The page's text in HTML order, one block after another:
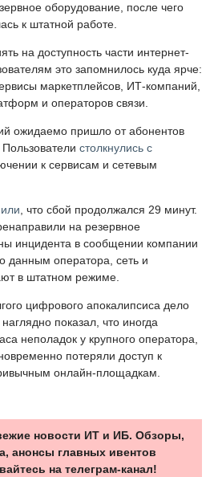
оборудование, после чего
к штатной работе.
на доступность части интернет-
это запомнилось куда ярче:
маркетплейсов, ИТ-компаний,
и операторов связи.
ожидаемо пришло от абонентов
столкнулись с
к сервисам и сетевым
, что сбой продолжался 29 минут.
на резервное
инцидента в сообщении компании
данным оператора, сеть и
в штатном режиме.
цифрового апокалипсиса дело
показал, что иногда
неполадок у крупного оператора,
потеряли доступ к
онлайн-площадкам.
новости ИТ и ИБ. Обзоры,
анонсы главных ивентов
на телеграм-канал!